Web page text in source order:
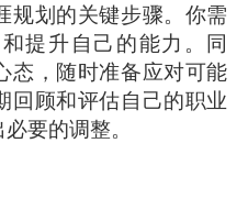
规划的关键步骤。你需
提升自己的能力。同
态，随时准备应对可能
回顾和评估自己的职业
要的调整。